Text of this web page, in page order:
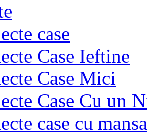
case
Case Ieftine
Case Mici
Case Cu un
case cu